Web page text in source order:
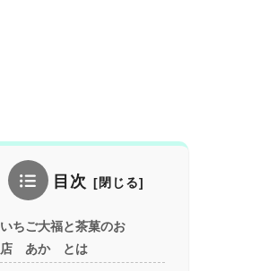
目次
いちご大福と茶菓のお
店 あか とは